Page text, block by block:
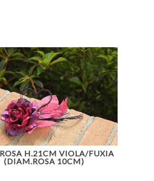
H.21CM VIOLA/FUXIA
(DIAM.ROSA 10CM)